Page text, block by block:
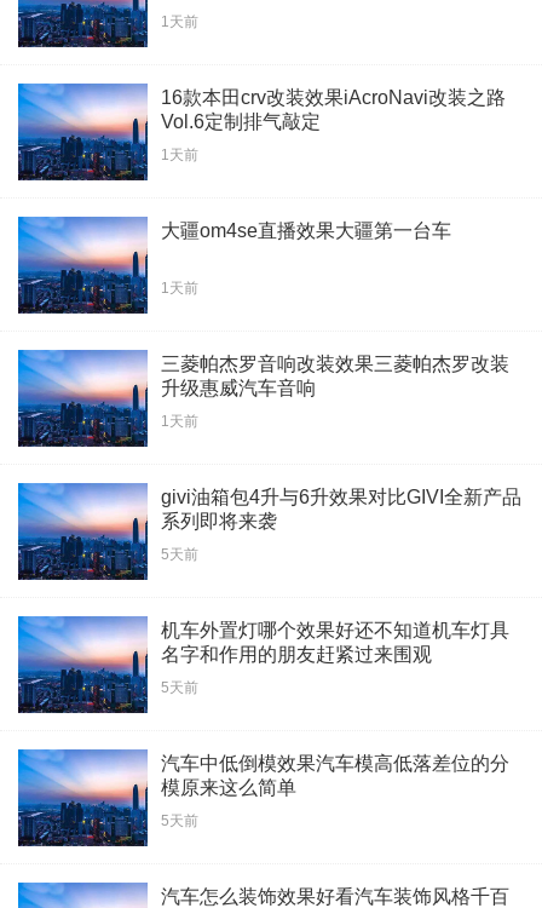
1天前
16款本田crv改装效果iAcroNavi改装之路
Vol.6定制排气敲定
1天前
大疆om4se直播效果大疆第一台车
1天前
三菱帕杰罗音响改装效果三菱帕杰罗改装
升级惠威汽车音响
1天前
givi油箱包4升与6升效果对比GIVI全新产品
系列即将来袭
5天前
机车外置灯哪个效果好还不知道机车灯具
名字和作用的朋友赶紧过来围观
5天前
汽车中低倒模效果汽车模高低落差位的分
模原来这么简单
5天前
汽车怎么装饰效果好看汽车装饰风格千百